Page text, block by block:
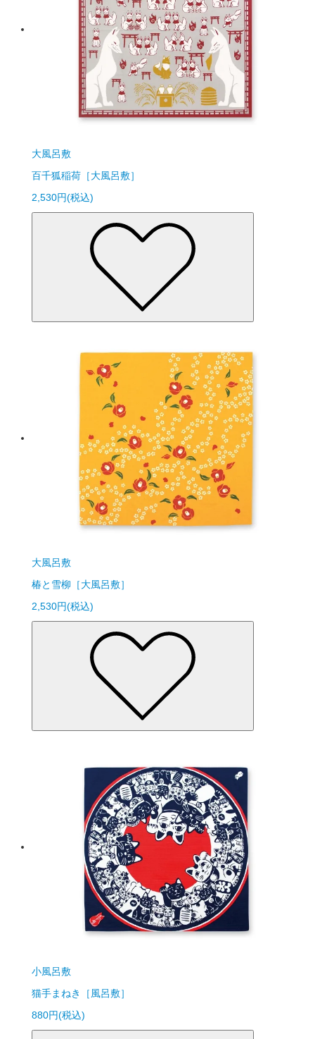
大風呂敷
百千狐稲荷［大風呂敷］
2,530円(税込)
大風呂敷
椿と雪柳［大風呂敷］
2,530円(税込)
小風呂敷
猫手まねき［風呂敷］
880円(税込)